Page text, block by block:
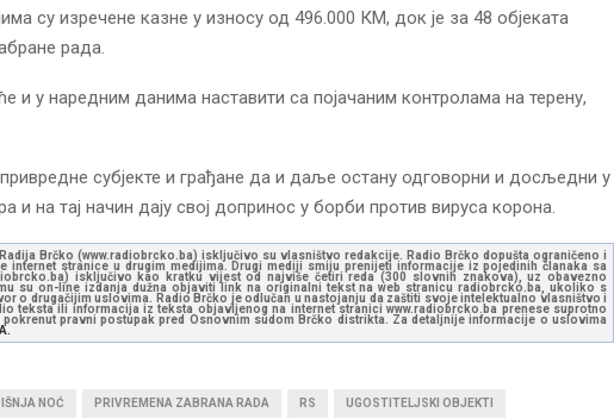
су изречене казне у износу од 496.000 КМ, док је за 48 објеката
рада.
и у наредним данима наставити са појачаним контролама на терену,
субјекте и грађане да и даље остану одговорни и досљедни у
и на тај начин дају свој допринос у борби против вируса корона.
Brčko (www.radiobrcko.ba) isključivo su vlasništvo redakcije. Radio Brčko dopušta ograničeno i
internet stranice u drugim medijima. Drugi mediji smiju prenijeti informacije iz pojedinih članaka sa
isključivo kao kratku vijest od najviše četiri reda (300 slovnih znakova), uz obavezno
su on-line izdanja dužna objaviti link na originalni tekst na web stranicu radiobrcko.ba, ukoliko s
o drugačijim uslovima. Radio Brčko je odlučan u nastojanju da zaštiti svoje intelektualno vlasništvo i
teksta ili informacija iz teksta objavljenog na internet stranici www.radiobrcko.ba prenese suprotno
pravni postupak pred Osnovnim sudom Brčko distrikta. Za detaljnije informacije o uslovima
NOĆ PRIVREMENA ZABRANA RADA RS UGOSTITELJSKI OBJEKTI